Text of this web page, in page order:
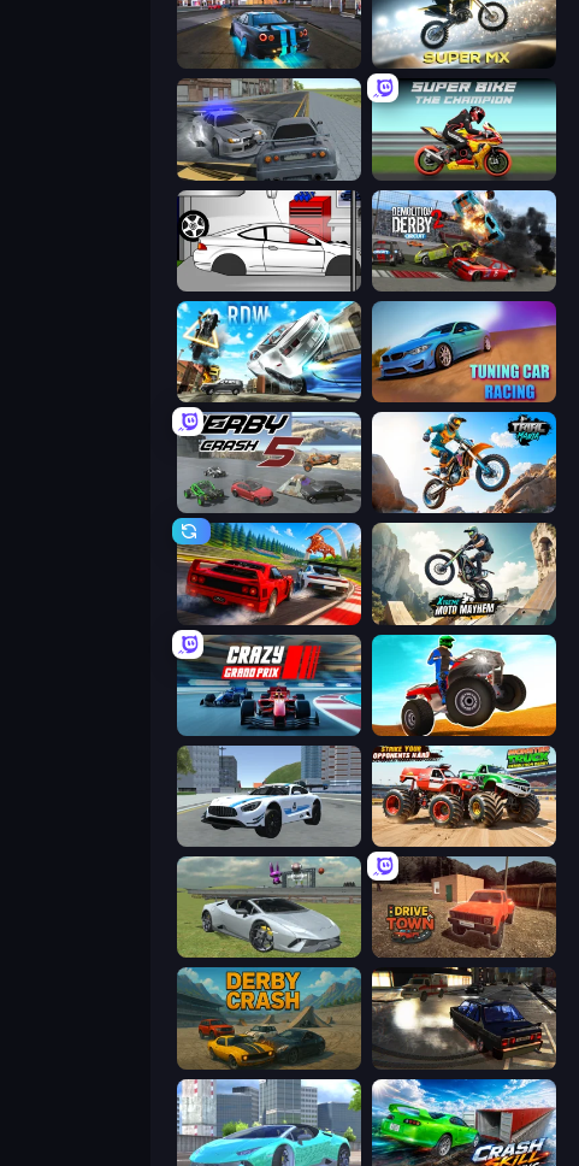
Super MX - Last Season
RCC City Racing Super Bike The Champion
Drag Racer V2 Demolition Derby 2
Real Drift World Tuning Car Racing
Derby Crash 5 Trial Mania
Racing: Online! Xtreme Moto Mayhem
Crazy Grand Prix ATV Ultimate Offroad
Crazy Stunt Cars 2 Monster Truck Demolition Derby
Sports Cars Driver DriveTown
Derby Crash City Classic Car Driving: 131